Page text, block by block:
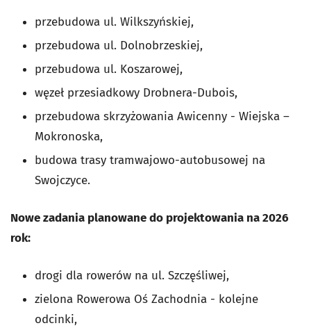
przebudowa ul. Wilkszyńskiej,
przebudowa ul. Dolnobrzeskiej,
przebudowa ul. Koszarowej,
węzeł przesiadkowy Drobnera-Dubois,
przebudowa skrzyżowania Awicenny - Wiejska –
Mokronoska,
budowa trasy tramwajowo-autobusowej na
Swojczyce.
Nowe zadania planowane do projektowania na 2026
rok:
drogi dla rowerów na ul. Szczęśliwej,
zielona Rowerowa Oś Zachodnia - kolejne
odcinki,